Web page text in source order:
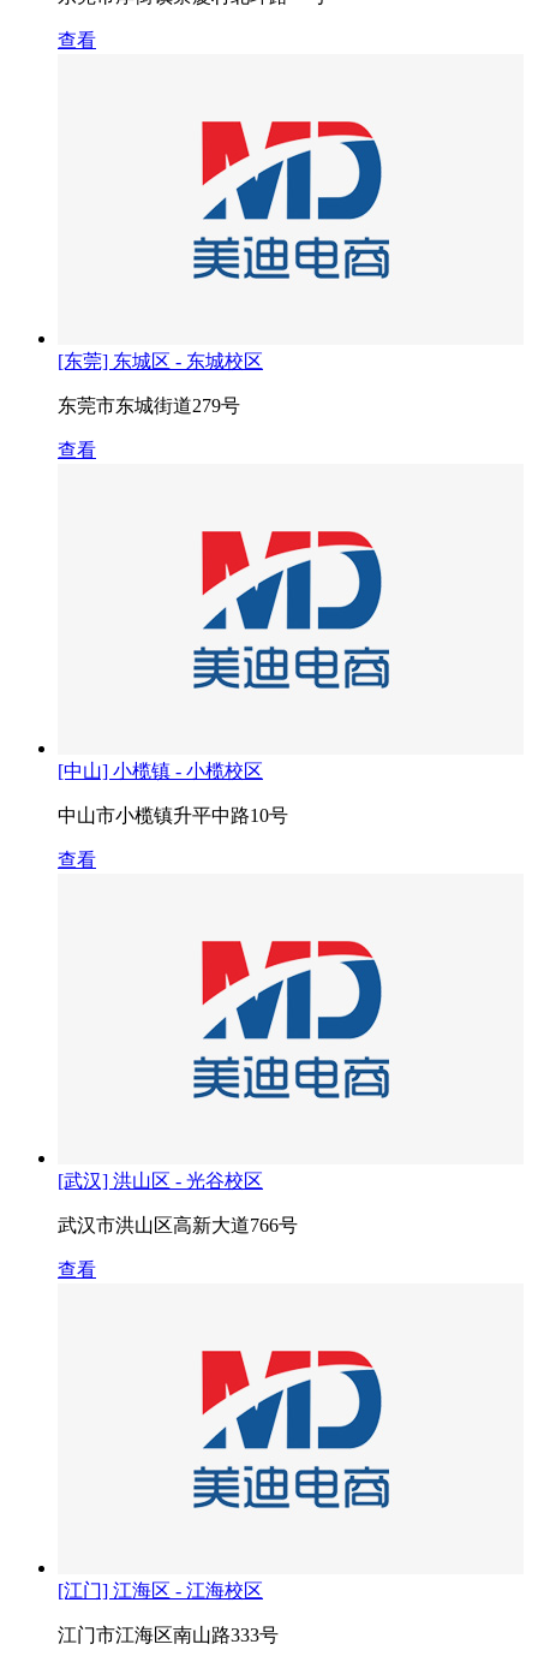
查看
[东莞] 东城区 - 东城校区
东莞市东城街道279号
查看
[中山] 小榄镇 - 小榄校区
中山市小榄镇升平中路10号
查看
[武汉] 洪山区 - 光谷校区
武汉市洪山区高新大道766号
查看
[江门] 江海区 - 江海校区
江门市江海区南山路333号